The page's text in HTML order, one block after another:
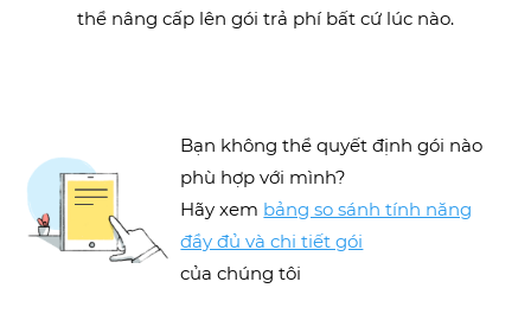
thể nâng cấp lên gói trả phí bất cứ lúc nào.
Bạn không thể quyết định gói nào
phù hợp với mình?
Hãy xem bảng so sánh tính năng
đầy đủ và chi tiết gói
của chúng tôi